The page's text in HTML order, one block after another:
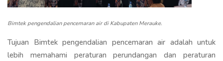
Bimtek pengendalian pencemaran air di Kabupaten Merauke.
Tujuan Bimtek pengendalian pencemaran air adalah untuk
lebih memahami peraturan perundangan dan peraturan